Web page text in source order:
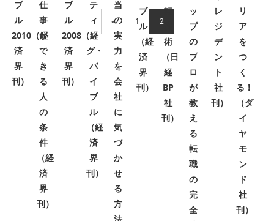
ブ
ル
2010（経
済
界
刊）
仕
事
が
で
き
る
人
の
条
件
（経
済
界
刊）
ブ
ル
2008（経
済
界
刊）
テ
ィ
ン
グ・
バ
イ
ブ
ル
（経
済
界
刊）
当
の
実
力
を
会
社
に
気
づ
か
せ
る
方
ブ
ル
（経
済
界
刊）
転
職
術
（日
経
BP
社
刊）
ッ
プ
の
プ
ロ
が
教
え
る
転
職
の
完
全
レ
ジ
デ
ン
ト
社
刊）
リ
ア
を
つ
く
る！
（ダ
イ
ヤ
モ
ン
ド
社
刊）
« 1 2